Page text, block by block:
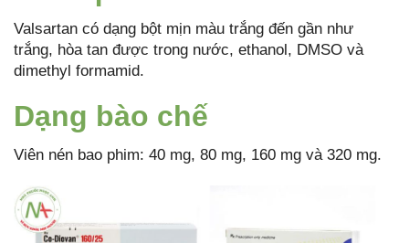
Valsartan có dạng bột mịn màu trắng đến gần như
trắng, hòa tan được trong nước, ethanol, DMSO và
dimethyl formamid.
Dạng bào chế
Viên nén bao phim: 40 mg, 80 mg, 160 mg và 320 mg.